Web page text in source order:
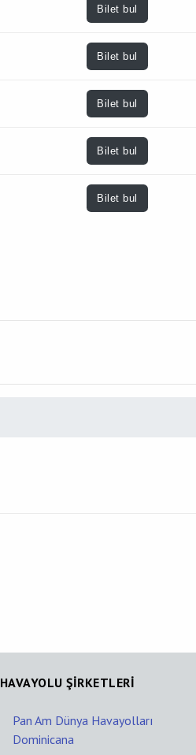
Bilet bul
Bilet bul
Bilet bul
Bilet bul
Bilet bul
HAVAYOLU ŞİRKETLERİ
Pan Am Dünya Havayolları
Dominicana